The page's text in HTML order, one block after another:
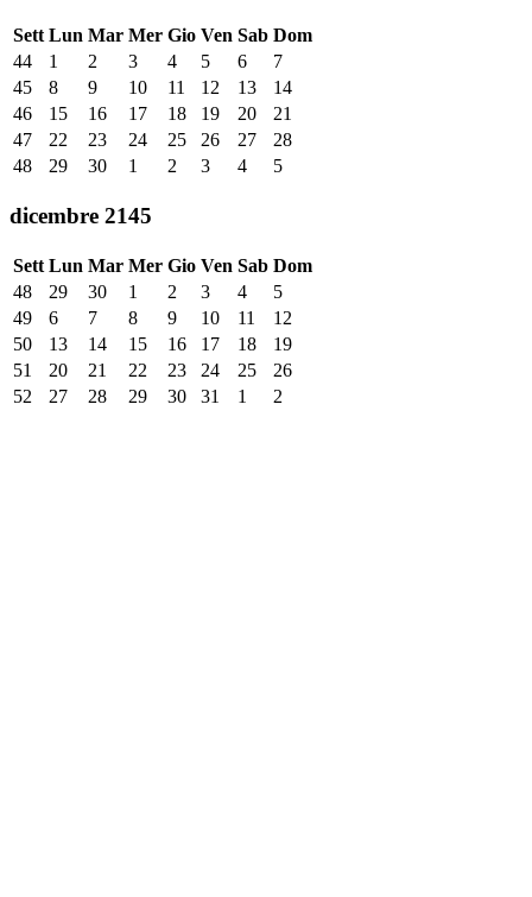
Sett Lun Mar Mer Gio Ven Sab Dom
44
1 2 3 4 5 6
7
45
8 9 10 11 12 13
14
46
15 16 17 18 19 20
21
47
22 23 24 25 26 27
28
48
29 30 1 2 3 4 5
dicembre 2145
Sett Lun Mar Mer Gio Ven Sab Dom
48
29 30 1 2 3 4
5
49
6 7 8 9 10 11
12
50
13 14 15 16 17 18
19
51
20 21 22 23 24 25
26
52
27 28 29 30 31 1 2